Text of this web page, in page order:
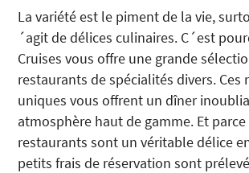
La variété est le piment de la vie,
´agit de délices culinaires. C´est
Cruises vous offre une grande
restaurants de spécialités divers. Ces
uniques vous offrent un dîner
atmosphère haut de gamme. Et
restaurants sont un véritable délice
petits frais de réservation sont